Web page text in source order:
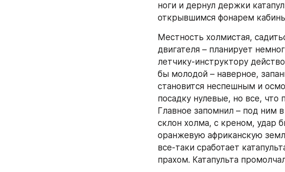
ноги и дернул держки
открывшимся фонарем
Местность холмистая,
двигателя – планирует
летчику-инструктору
бы молодой – наверное,
становится неспешным и
посадку нулевые, но все, что
Главное запомнил – под ним
склон холма, с креном, удар
оранжевую африканскую
все-таки сработает
прахом. Катапульта